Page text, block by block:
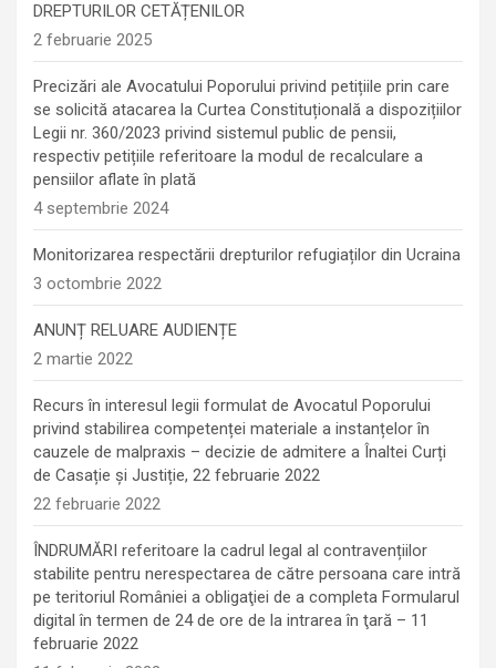
DREPTURILOR CETĂȚENILOR
2 februarie 2025
Precizări ale Avocatului Poporului privind petițiile prin care
se solicită atacarea la Curtea Constituțională a dispozițiilor
Legii nr. 360/2023 privind sistemul public de pensii,
respectiv petițiile referitoare la modul de recalculare a
pensiilor aflate în plată
4 septembrie 2024
Monitorizarea respectării drepturilor refugiaților din Ucraina
3 octombrie 2022
ANUNȚ RELUARE AUDIENȚE
2 martie 2022
Recurs în interesul legii formulat de Avocatul Poporului
privind stabilirea competenței materiale a instanțelor în
cauzele de malpraxis – decizie de admitere a Înaltei Curți
de Casație și Justiție, 22 februarie 2022
22 februarie 2022
ÎNDRUMĂRI referitoare la cadrul legal al contravențiilor
stabilite pentru nerespectarea de către persoana care intră
pe teritoriul României a obligaţiei de a completa Formularul
digital în termen de 24 de ore de la intrarea în ţară – 11
februarie 2022